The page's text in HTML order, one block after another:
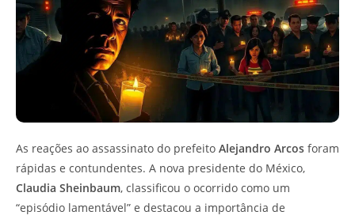
As reações ao assassinato do prefeito Alejandro Arcos foram
rápidas e contundentes. A nova presidente do México,
Claudia Sheinbaum, classificou o ocorrido como um
“episódio lamentável” e destacou a importância de